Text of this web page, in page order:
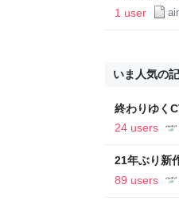
1 user
いま人気の
終わりゆく
ること【フ
24 users
21年ぶり新
ついて作者
89 users